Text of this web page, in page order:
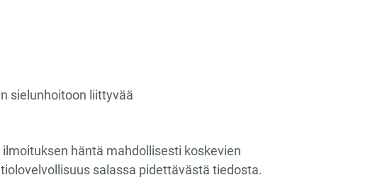
sielunhoitoon liittyvää
häntä mahdollisesti koskevien
salassa pidettävästä tiedosta.